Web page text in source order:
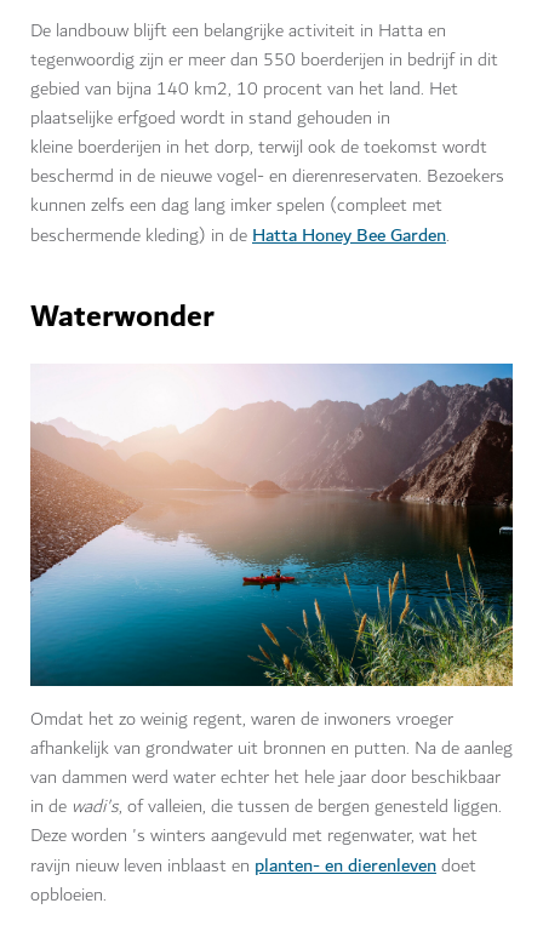
De landbouw blijft een belangrijke activiteit in Hatta en
tegenwoordig zijn er meer dan 550 boerderijen in bedrijf in dit
gebied van bijna 140 km2, 10 procent van het land. Het
plaatselijke erfgoed wordt in stand gehouden in
kleine boerderijen in het dorp, terwijl ook de toekomst wordt
beschermd in de nieuwe vogel- en dierenreservaten. Bezoekers
kunnen zelfs een dag lang imker spelen (compleet met
beschermende kleding) in deHatta Honey Bee Garden.
Waterwonder
Omdat het zo weinig regent, waren de inwoners vroeger
afhankelijk van grondwater uit bronnen en putten. Na de aanleg
van dammen werd water echter het hele jaar door beschikbaar
in de wadi's, of valleien, die tussen de bergen genesteld liggen.
Deze worden 's winters aangevuld met regenwater, wat het
ravijn nieuw leven inblaast en planten- en dierenlevendoet
opbloeien.